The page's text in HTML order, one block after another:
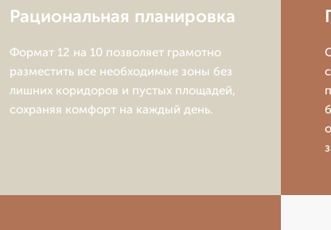
Рациональная планировка
Формат 12 на 10 позволяет грамотно
разместить все необходимые зоны без
лишних коридоров и пустых площадей,
сохраняя комфорт на каждый день.